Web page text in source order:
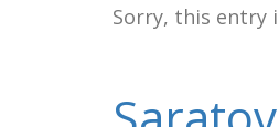
Sorry, this entry